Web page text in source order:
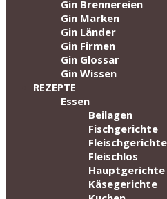
Gin Brennereien
Gin Marken
Gin Länder
Gin Firmen
Gin Glossar
Gin Wissen
REZEPTE
Essen
Beilagen
Fischgerichte
Fleischgerichte
Fleischlos
Hauptgerichte
Käsegerichte